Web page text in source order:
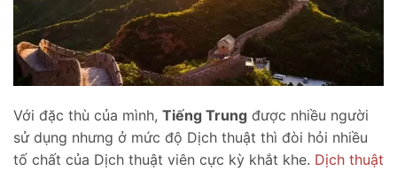
Với đặc thù của mình, Tiếng Trung được nhiều người
sử dụng nhưng ở mức độ Dịch thuật thì đòi hỏi nhiều
tố chất của Dịch thuật viên cực kỳ khắt khe. Dịch thuật